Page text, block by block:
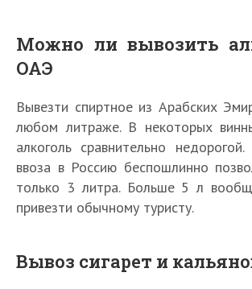
Можно ли вывозить
ОАЭ
Вывезти спиртное из Арабских
любом литраже. В некоторых
алкоголь сравнительно
ввоза в Россию беспошлинно
только 3 литра. Больше 5 л
привезти обычному туристу.
Вывоз сигарет и